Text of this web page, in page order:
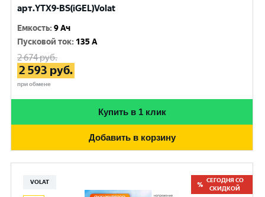
арт.YTX9-BS(iGEL)Volat
Емкость:9 Ач
Пусковой ток: 135 A
2 674руб.
2 593 руб.
при обмене
Купить в 1 клик
Добавить в корзину
VOLAT
СЕГОДНЯ СО
СКИДКОЙ